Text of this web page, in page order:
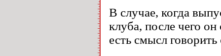
В случае, когда
клуба, после чего
есть смысл